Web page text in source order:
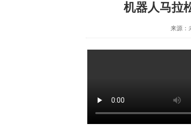
机器人马拉
来源：